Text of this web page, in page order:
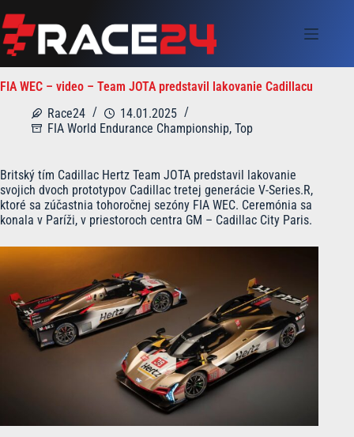
to
content
FIA WEC – video – Team JOTA predstavil lakovanie Cadillacu
Race24
14.01.2025
FIA World Endurance Championship, Top
Britský tím Cadillac Hertz Team JOTA predstavil lakovanie
svojich dvoch prototypov Cadillac tretej generácie V-Series.R,
ktoré sa zúčastnia tohoročnej sezóny FIA WEC. Ceremónia sa
konala v Paríži, v priestoroch centra GM – Cadillac City Paris.